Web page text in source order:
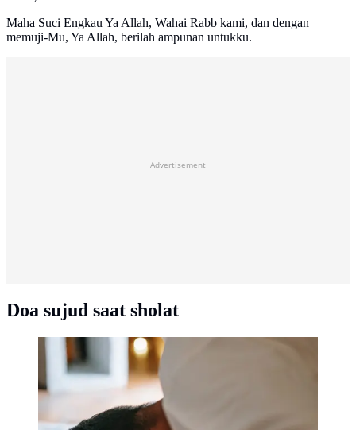
Maha Suci Engkau Ya Allah, Wahai Rabb kami, dan dengan
memuji-Mu, Ya Allah, berilah ampunan untukku.
Advertisement
Doa sujud saat sholat